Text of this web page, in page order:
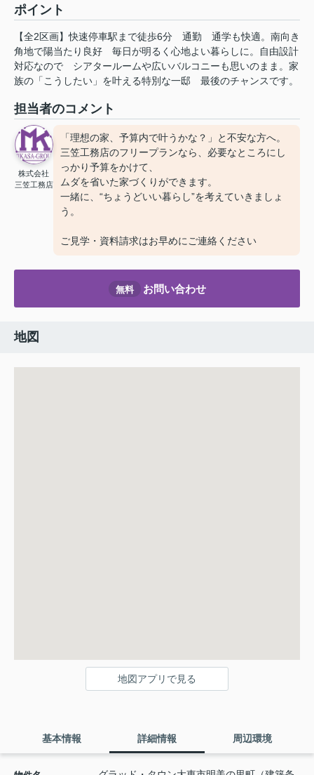
ポイント
【全2区画】快速停車駅まで徒歩6分 通勤
通学も快適。南向き
角地で陽当たり良好
毎日が明るく心地よい暮らしに。自由設計
対応なので
シアタールームや広いバルコニーも思いのまま。家
族の「こうしたい」を叶える特別な一邸
最後のチャンスです。
担当者のコメント
株式会社
三笠工務店
「理想の家、予算内で叶うかな？」と不安な方へ。
三笠工務店のフリープランなら、必要なところにし
っかり予算をかけて、
ムダを省いた家づくりができます。
一緒に、“ちょうどいい暮らし”を考えていきましょ
う。
ご見学・資料請求はお早めにご連絡ください
無料 お問い合わせ
地図
地図アプリで見る
基本情報 詳細情報 周辺環境